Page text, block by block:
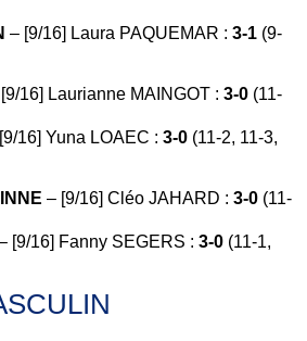
– [9/16] Laura PAQUEMAR :3-1 (9-
16] Laurianne MAINGOT :3-0 (11-
16] Yuna LOAEC :3-0 (11-2, 11-3,
– [9/16] Cléo JAHARD :3-0 (11-
[9/16] Fanny SEGERS :3-0 (11-1,